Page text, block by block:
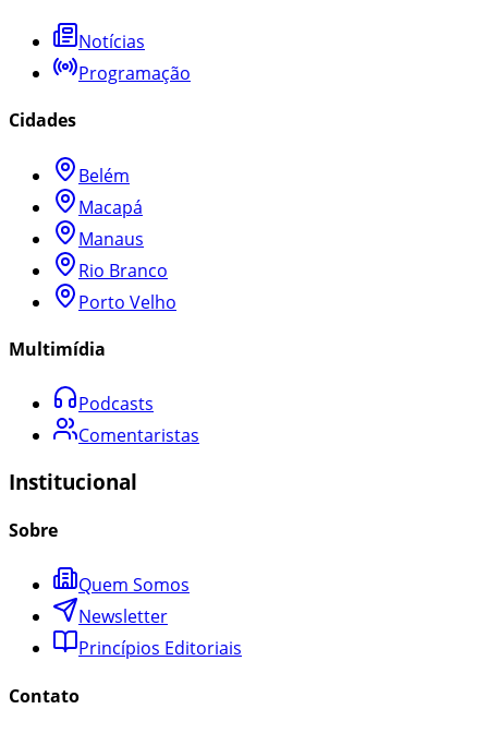
Notícias
Programação
Cidades
Belém
Macapá
Manaus
Rio Branco
Porto Velho
Multimídia
Podcasts
Comentaristas
Institucional
Sobre
Quem Somos
Newsletter
Princípios Editoriais
Contato